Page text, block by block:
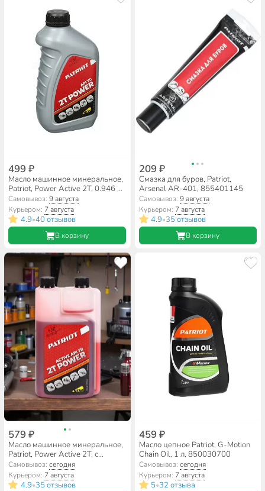
499 ₽
Масло машинное минеральное,
Patriot, Power Active 2T, 0.946 л,
850030597
Самовывоз:9 августа
Курьером: 7 августа
4.9•40 отзывов
В корзину
209 ₽
Смазка для буров, Patriot,
Arsenal AR-401, 855401145
Самовывоз: 9 августа
Курьером: 7 августа
4.9•35 отзывов
В корзину
579 ₽
Масло машинное минеральное,
Patriot, Power Active 2T, с
дозатором, 0.946 л, 850030568
Самовывоз:сегодня
Курьером: 7 августа
4.9•35 отзывов
459 ₽
Масло цепное Patriot, G-Motion
Chain Oil, 1 л, 850030700
Самовывоз: сегодня
Курьером: 7 августа
5•32 отзыва